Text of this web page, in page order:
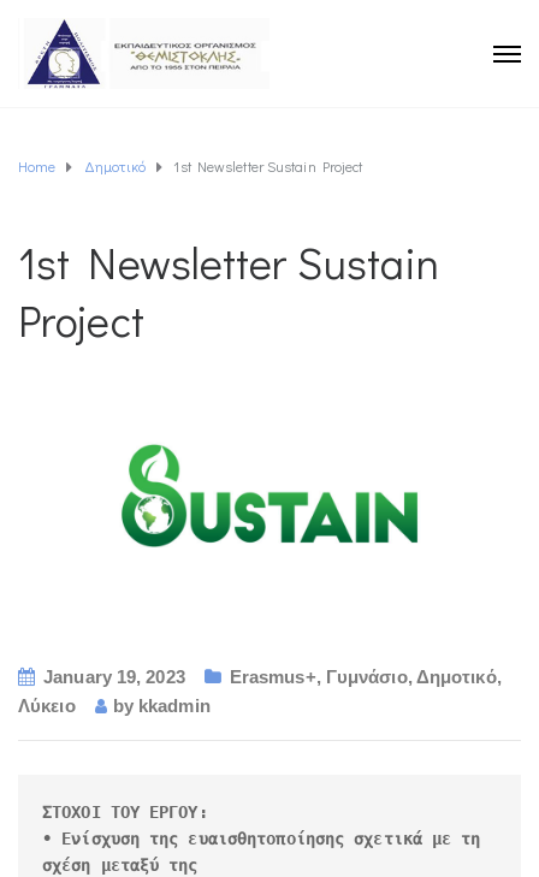
Home Δημοτικό 1st Newsletter Sustain Project
1st Newsletter Sustain
Project
January 19, 2023 Erasmus+, Γυμνάσιο, Δημοτικό,
Λύκειο
by kkadmin
ΣΤΟΧΟΙ ΤΟΥ ΕΡΓΟΥ:
• Ενίσχυση της ευαισθητοποίησης σχετικά με τη
σχέση μεταξύ της